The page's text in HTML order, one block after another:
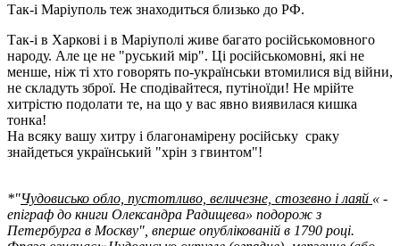
Так-і Маріуполь теж знаходиться близько до РФ.
Так-і в Харкові і в Маріуполі живе багато російськомовного
народу. Але це не "руський мір". Ці російськомовні, які не
менше, ніж ті хто говорять по-українськи втомилися від війни,
не складуть зброї. Не сподівайтеся, путіноїди! Не мрійте
хитрістю подолати те, на що у вас явно виявилася кишка
тонка!
На всяку вашу хитру і благонамірену російську сраку
знайдеться український "хрін з гвинтом"!
*"Чудовисько обло, пустотливо, величезне, стозевно і лаяй « -
епіграф до книги Олександра Радищева» подорож з
Петербурга в Москву", вперше опублікованій в 1790 році.